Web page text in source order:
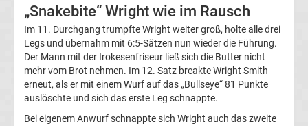
Boxen
News
DAZN
Programm
„Snakebite“ Wright wie im Rausch
Im 11. Durchgang trumpfte Wright weiter groß, holte alle drei
Legs und übernahm mit 6:5-Sätzen nun wieder die Führung.
Der Mann mit der Irokesenfriseur ließ sich die Butter nicht
mehr vom Brot nehmen. Im 12. Satz breakte Wright Smith
erneut, als er mit einem Wurf auf das „Bullseye“ 81 Punkte
auslöschte und sich das erste Leg schnappte.
Bei eigenem Anwurf schnappte sich Wright auch das zweite